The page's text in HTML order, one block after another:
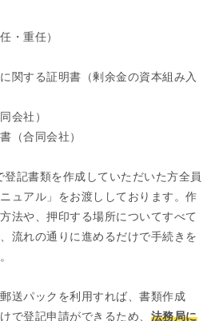
・重任）
関する証明書（剰余金の資本組み入
会社）
（合同会社）
登記書類を作成していただいた方全員
ュアル」をお渡ししております。作
法や、押印する場所についてすべて
流れの通りに進めるだけで手続きを
送パックを利用すれば、書類作成
で登記申請ができるため、 法務局に